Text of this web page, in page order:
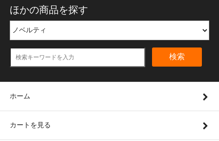
ほかの商品を探す
検索
ホーム
カートを見る